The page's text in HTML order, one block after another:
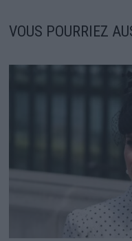
VOUS POURRIEZ